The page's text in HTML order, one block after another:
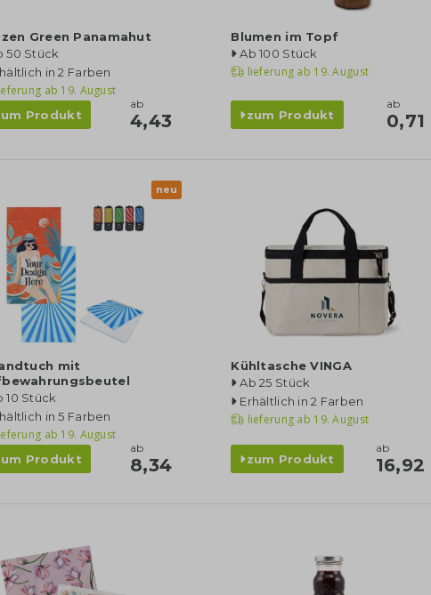
Green Panamahut
50 Stück
in 2 Farben
ab 19. August
Produkt
ab
4,43
Blumen im Topf
Ab 100 Stück
lieferung ab 19. August
zum Produkt
ab
0,71
neu
mit
10 Stück
in 5 Farben
ab 19. August
Produkt
ab
8,34
Kühltasche VINGA
Ab 25 Stück
Erhältlich in 2 Farben
lieferung ab 19. August
zum Produkt
ab
16,92